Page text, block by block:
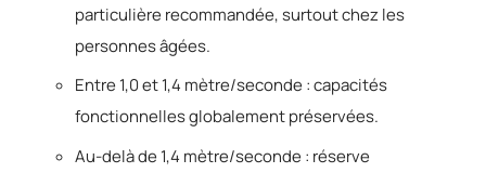
particulière recommandée, surtout chez les
personnes âgées.
Entre 1,0 et 1,4 mètre/seconde : capacités
fonctionnelles globalement préservées.
Au-delà de 1,4 mètre/seconde : réserve